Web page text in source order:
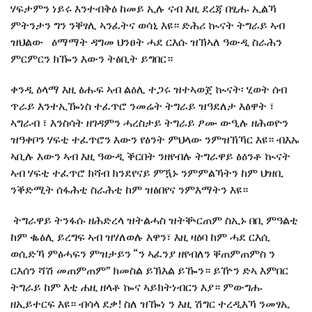
ሃፍታምን ነይሩ እንተብቅዕ ከመይ ኢሉ ናብ እዚ ደረጃ በፂሑ ኢልኻ
ምትንታን ግን ንቐፃሊ ኣንፈትና ወሳኒ እዩ። ድሕሪ ኲናት ትግራይ ኣብ
ዝህልው ዕማማት ዳግመ ህንፀት ሓደ ርእሱ ዝኽኣለ ዓውዲ ስራሕን
ምርምርን ክዀን እውን ትፅቢት ይግበር።
ቀንዲ ዕላማ እዚ ፅሑፍ ኣብ ልዕሊ ተጋሩ ዝተኣወጀ ኲናት፡ ሂወት ሰብ
ጥራይ እንተኢዀነስ ተፈጥሮ ንመሬት ትግራይ ዝዓደለታ እፅዋት ፣
ኣግራብ ፣ እንስሳት ዘገዳምን ሓረስታይ ትግራይ ፆሙ ውዒሉ ዘሕወዮን
ዝዓቀቦን ሃፍቲ ተፈጥሮን እውን የፅንት ምህላው ንምዝኽኻር እዩ። ብእኡ
ኣቢሉ እውን ኣብ እዚ ዓውዲ ቕርበት ንዘየብሉ ትግራዋይ ፅዕንቶ ኲናት
ኣብ ሃፍቲ ተፈጥሮ ክሻብ ክንደየናይ ምዃኑ ንምምልኻትን ከም ህዝቢ
ንቕድሚት ሰፋሕቲ ስራሕቲ ከም ዝፅበየና ንምእማትን እዩ።
ትግራዋይ ትንፋሱ ዘሕድረላ ዝትልሓስ ዝትቝርጠም ስኢኑ በቢ ምዓልቲ
ከም ቈፅሊ ይረግፍ ኣብ ዝሃለወሉ እዋን፣ እዚ ዛዕባ ከም ሓደ ርእሲ
ወሲድኻ ምፅሓፍን ምዝታይን “ን ኣፈንያ ዘየብለን ቐጠምጠምስ ን
ርእሰን ሻሽ መጠምጠም” ክመስል ይኽእል ይዀን። ይዅን ድኣ እምበር
ትግራይ ከም እቲ ሐዚ ዘላቶ ኰና ኣይክትነብርን እያ። ምውግሑ
ዘኢይተርፍ እዩ። ብሳላ ደቃ! ስለ ዝዀነ ን እዚ ሽግር ተረዲእኻ ንመፃኢ